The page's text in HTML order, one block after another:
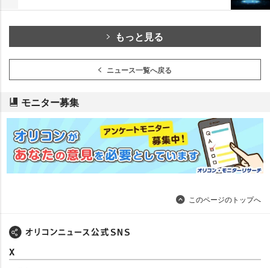
もっと見る
ニュース一覧へ戻る
モニター募集
このページのトップへ
X